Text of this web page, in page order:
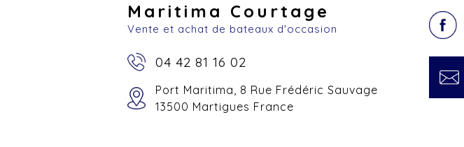
Maritima Courtage
Vente et achat de bateaux d'occasion
04 42 81 16 02
Port Maritima, 8 Rue Frédéric Sauvage
13500 Martigues France